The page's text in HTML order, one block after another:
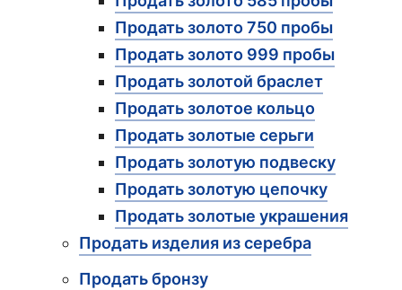
Продать золото 750 пробы
Продать золото 999 пробы
Продать золотой браслет
Продать золотое кольцо
Продать золотые серьги
Продать золотую подвеску
Продать золотую цепочку
Продать золотые украшения
Продать изделия из серебра
Продать бронзу